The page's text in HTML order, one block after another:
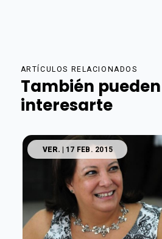
ARTÍCULOS RELACIONADOS
También pueden
interesarte
VER. | 17 FEB. 2015